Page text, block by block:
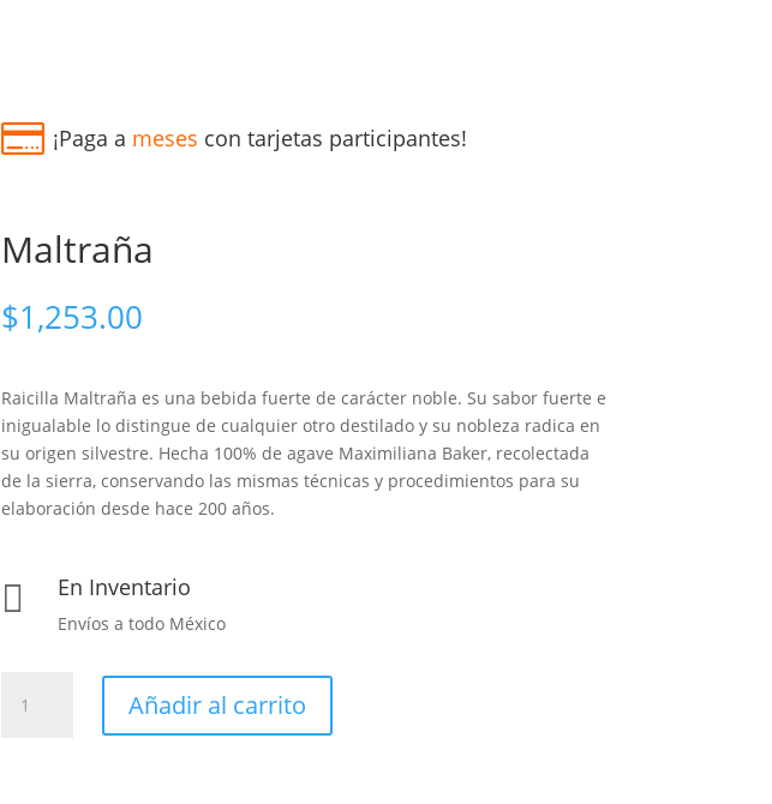
¡Paga a meses con tarjetas participantes!
Maltraña
$1,253.00
Raicilla Maltraña es una bebida fuerte de carácter noble. Su sabor fuerte e
inigualable lo distingue de cualquier otro destilado y su nobleza radica en
su origen silvestre. Hecha 100% de agave Maximiliana Baker, recolectada
de la sierra, conservando las mismas técnicas y procedimientos para su
elaboración desde hace 200 años.
 En Inventario
Envíos a todo México
cantidad
Añadir al carrito